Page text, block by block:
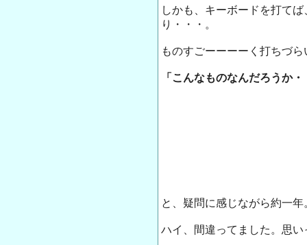
しかも、キーボードを打て
り・・・。
ものすごーーーーく打ちづ
「こんなものなんだろうか
と、疑問に感じながら約一年
ハイ、間違ってました。思